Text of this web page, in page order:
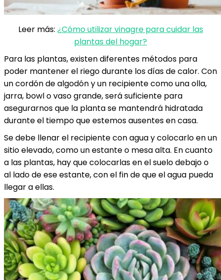
Leer más: ¿Cómo utilizar vinagre para cuidar las
plantas del hogar?
Para las plantas, existen diferentes métodos para
poder mantener el riego durante los días de calor. Con
un cordón de algodón y un recipiente como una olla,
jarra, bowl o vaso grande, será suficiente para
asegurarnos que la planta se mantendrá hidratada
durante el tiempo que estemos ausentes en casa.
Se debe llenar el recipiente con agua y colocarlo en un
sitio elevado, como un estante o mesa alta. En cuanto
a las plantas, hay que colocarlas en el suelo debajo o
al lado de ese estante, con el fin de que el agua pueda
llegar a ellas.